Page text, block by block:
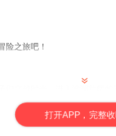
险之旅吧！
等经典故事，让小读者们在
历史与英雄的心灵之旅。
打开APP，完整